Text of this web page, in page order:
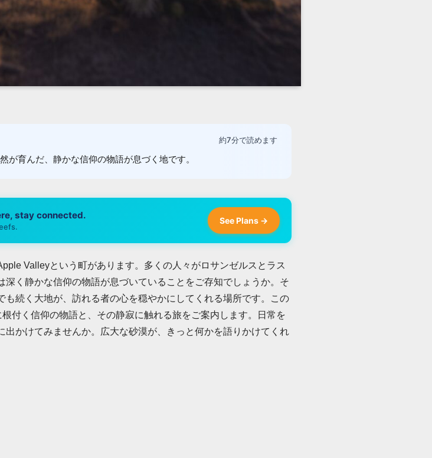
約7分で読めます
育んだ、静かな信仰の物語が息づく地です。
stay connected. See Plans →
Valleyという町があります。多くの人々がロサンゼルスとラス
く静かな信仰の物語が息づいていることをご存知でしょうか。そ
続く大地が、訪れる者の心を穏やかにしてくれる場所です。この
付く信仰の物語と、その静寂に触れる旅をご案内します。日常を
かけてみませんか。広大な砂漠が、きっと何かを語りかけてくれ